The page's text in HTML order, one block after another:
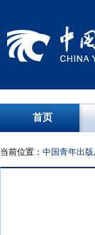
首页
当前位置： 中国青年出版